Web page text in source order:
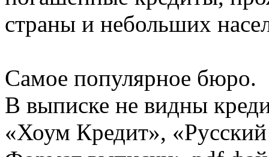
страны и небольших
Самое популярное бюро.
В выписке не видны
«Хоум Кредит»,